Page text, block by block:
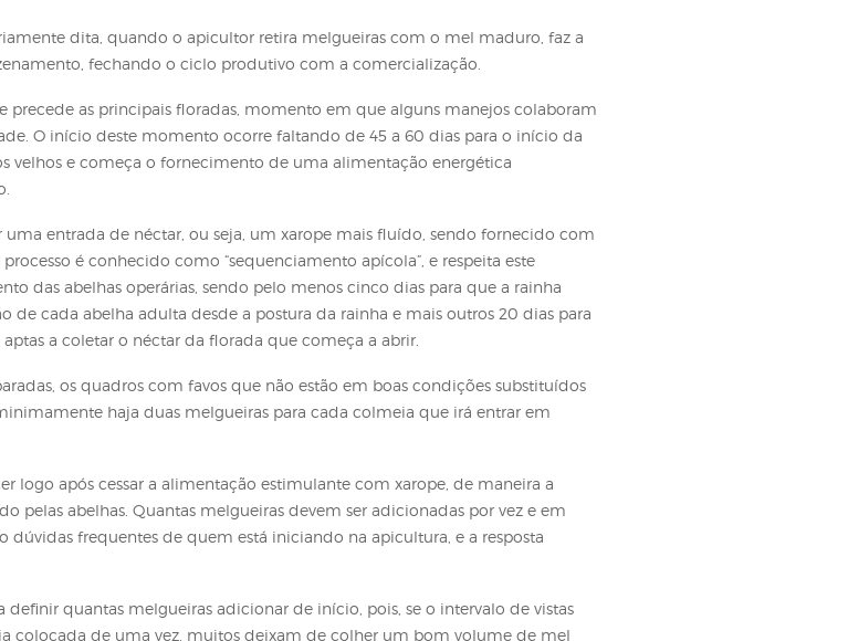
produção: neste momento, o apicultor captura ativamente ou por meio de caixas-
ou compra de outros produtores, executa inspeções de manutenção, limpeza de
troca de favos, troca de rainhas, união de colônias fracas, alimentação e
e o armazenamento, fechando o ciclo produtivo com a comercialização.
o período que precede as principais floradas, momento em que alguns manejos colaboram
produtividade. O início deste momento ocorre faltando de 45 a 60 dias para o início da
necessário.
simular uma entrada de néctar, ou seja, um xarope mais fluído, sendo fornecido com
Este processo é conhecido como “sequenciamento apícola”, e respeita este
das abelhas operárias, sendo pelo menos cinco dias para que a rainha
a emersão de cada abelha adulta desde a postura da rainha e mais outros 20 dias para
campeiras, aptas a coletar o néctar da florada que começa a abrir.
ser preparadas, os quadros com favos que não estão em boas condições substituídos